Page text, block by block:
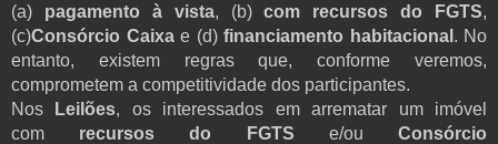
(a) pagamento à vista, (b)com recursos do FGTS,
(c)Consórcio Caixa e (d)financiamento habitacional . No
entanto, existem regras que, conforme veremos,
comprometem a competitividade dos participantes.
Nos
Leilões, os interessados em arrematar um imóvel
com recursos do FGTS e/ouConsórcio